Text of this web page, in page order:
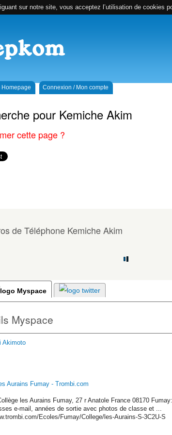
sur notre site, vous acceptez l’utilisation de cookies
Homepage Connexion / Mon compte
pour Kemiche Akim
cette page ?
de Téléphone Kemiche Akim
Myspace
Akimoto
Aurains Fumay - Trombi.com
les Aurains Fumay, 27 r Anatole France 08170
e-mail, années de sortie avec photos de classe et ...
Ecoles/Fumay/College/les-Aurains-S-3C2U-S